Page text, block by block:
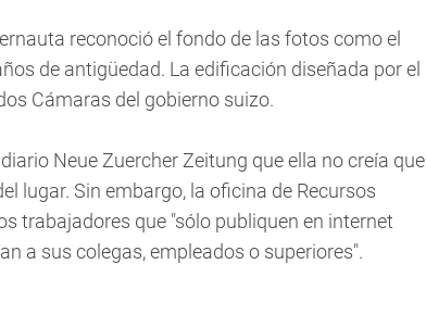
reconoció el fondo de las fotos como el
de antigüedad. La edificación diseñada por el
Cámaras del gobierno suizo.
Neue Zuercher Zeitung que ella no creía que
lugar. Sin embargo, la oficina de Recursos
trabajadores que "sólo publiquen en internet
a sus colegas, empleados o superiores".